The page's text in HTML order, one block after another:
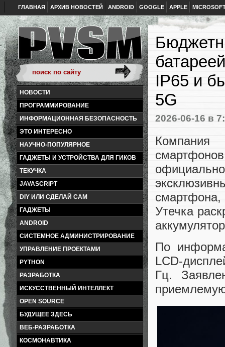
ГЛАВНАЯ АРХИВ НОВОСТЕЙ ANDROID GOOGLE APPLE
НОВОСТИ
ПРОГРАММИРОВАНИЕ
ИНФОРМАЦИОННАЯ БЕЗОПАСНОСТЬ
ЭТО ИНТЕРЕСНО
НАУЧНО-ПОПУЛЯРНОЕ
ГАДЖЕТЫ И УСТРОЙСТВА ДЛЯ ГИКОВ
ТЕКУЧКА
JAVASCRIPT
DIY ИЛИ СДЕЛАЙ САМ
ГАДЖЕТЫ
ANDROID
СИСТЕМНОЕ АДМИНИСТРИРОВАНИЕ
УПРАВЛЕНИЕ ПРОЕКТАМИ
PYTHON
РАЗРАБОТКА
ИСКУССТВЕННЫЙ ИНТЕЛЛЕКТ
OPEN SOURCE
БУДУЩЕЕ ЗДЕСЬ
ВЕБ-РАЗРАБОТКА
КОСМОНАВТИКА
IP65 и
5G
2026-06-16 в
Утечка
По
LCD-
Гц.